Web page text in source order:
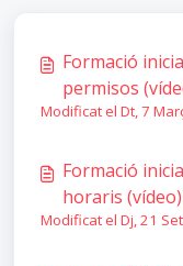
Formació
permisos
Modificat el Dt, 7
Formació
horaris (vídeo)
Modificat el Dj, 21